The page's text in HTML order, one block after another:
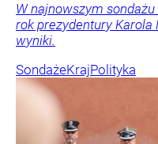
W najnowszym
rok prezydentury
wyniki.
SondażeKrajPolityka